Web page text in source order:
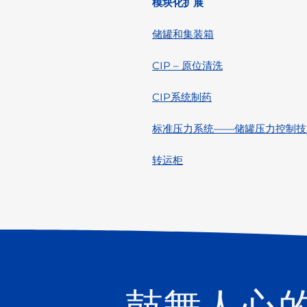
储罐和集装箱
CIP – 原位清洗
CIP系统制药
标准压力系统——储罐压力控制
转运柜